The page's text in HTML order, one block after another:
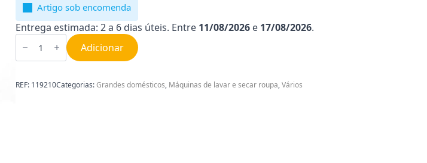
Artigo sob encomenda
Entrega estimada: 2 a 6 dias úteis. Entre 11/08/2026 e 17/08/2026.
Quantidade
de
Metálico
Borracha
do
Adicionar
REF: 119210Categorias:Grandes domésticos, Máquinas de lavar e secar roupa,Vários